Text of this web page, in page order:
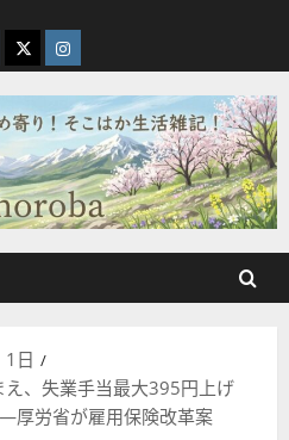
X Instagram
1日
、失業手当最大395円上げ
厚労省が雇用保険改革案